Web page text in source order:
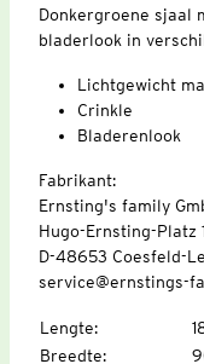
Donkergroene sjaal
bladerlook in
Lichtgewicht
Crinkle
Bladerenlook
Fabrikant:
Ernsting's family
Hugo-Ernsting-Platz 1
D-48653 Coesfeld-
service@ernstings-
Lengte:
Breedte: